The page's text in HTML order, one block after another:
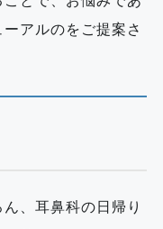
アルのをご提案さ
、耳鼻科の日帰り